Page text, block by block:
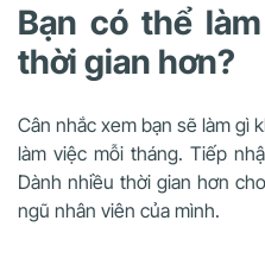
Bạn có thể
thời gian hơn?
Cân nhắc xem bạn sẽ làm gì
làm việc mỗi tháng. Tiếp
Dành nhiều thời gian hơn
ngũ nhân viên của mình.